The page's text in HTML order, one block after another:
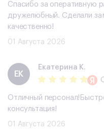
Спасибо за оперативную
дружелюбный. Сделали
качественно!
01 Августа 2026
ЕК
Екатерина К.
Отличный
консультация!
01 Августа 2026